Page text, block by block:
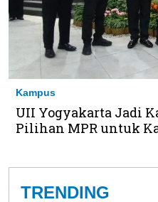
Kampus
UII Yogyakarta Jadi
Pilihan MPR untuk
TRENDING